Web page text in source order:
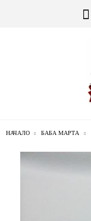
НАЧАЛО БАБА МАРТА